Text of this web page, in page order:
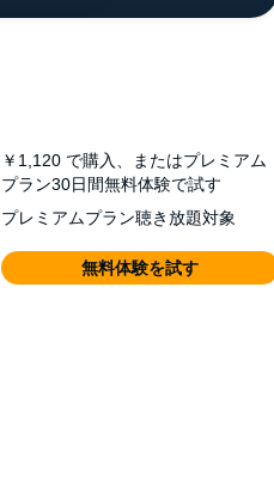
￥1,120 で購入、またはプレミアム
プラン30日間無料体験で試す
プレミアムプラン聴き放題対象
無料体験を試す